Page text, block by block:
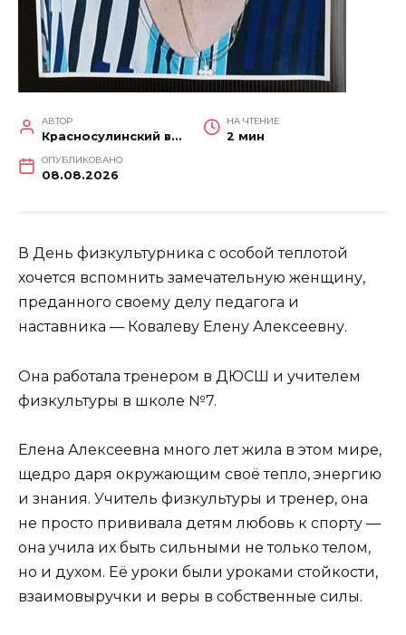
АВТОР
Красносулинский вестник
НА ЧТЕНИЕ
2 мин
ОПУБЛИКОВАНО
08.08.2026
В День физкультурника с особой теплотой
хочется вспомнить замечательную женщину,
преданного своему делу педагога и
наставника — Ковалеву Елену Алексеевну.
Она работала тренером в ДЮСШ и учителем
физкультуры в школе №7.
Елена Алексеевна много лет жила в этом мире,
щедро даря окружающим своё тепло, энергию
и знания. Учитель физкультуры и тренер, она
не просто прививала детям любовь к спорту —
она учила их быть сильными не только телом,
но и духом. Её уроки были уроками стойкости,
взаимовыручки и веры в собственные силы.